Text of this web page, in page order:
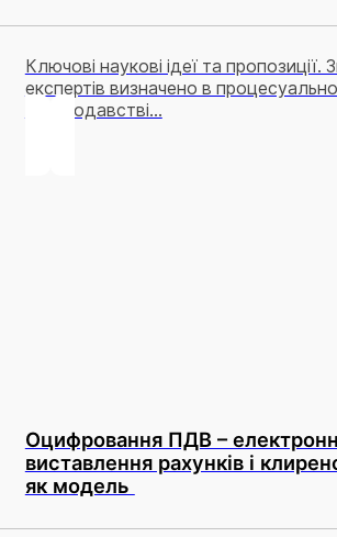
Ключові наукові ідеї та пропозиції.
експертів визначено в
законодавстві...
Оцифровання ПДВ –
виставлення рахунків і
як модель